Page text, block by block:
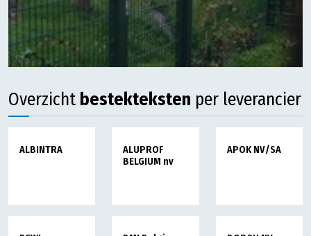
Overzicht bestekteksten per leverancier
ALBINTRA
ALUPROF
BELGIUM nv
APOK NV/SA